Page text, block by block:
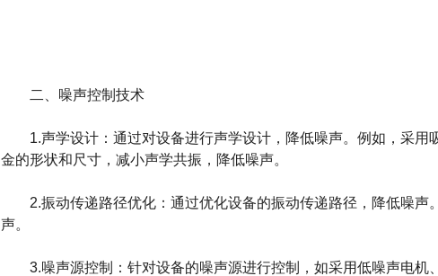
二、噪声控制技术
1.声学设计：通过对设备进行声学设计，降低噪声。例如，采用
金的形状和尺寸，减小声学共振，降低噪声。
2.振动传递路径优化：通过优化设备的振动传递路径，降低噪声
声。
3.噪声源控制：针对设备的噪声源进行控制，如采用低噪声电机